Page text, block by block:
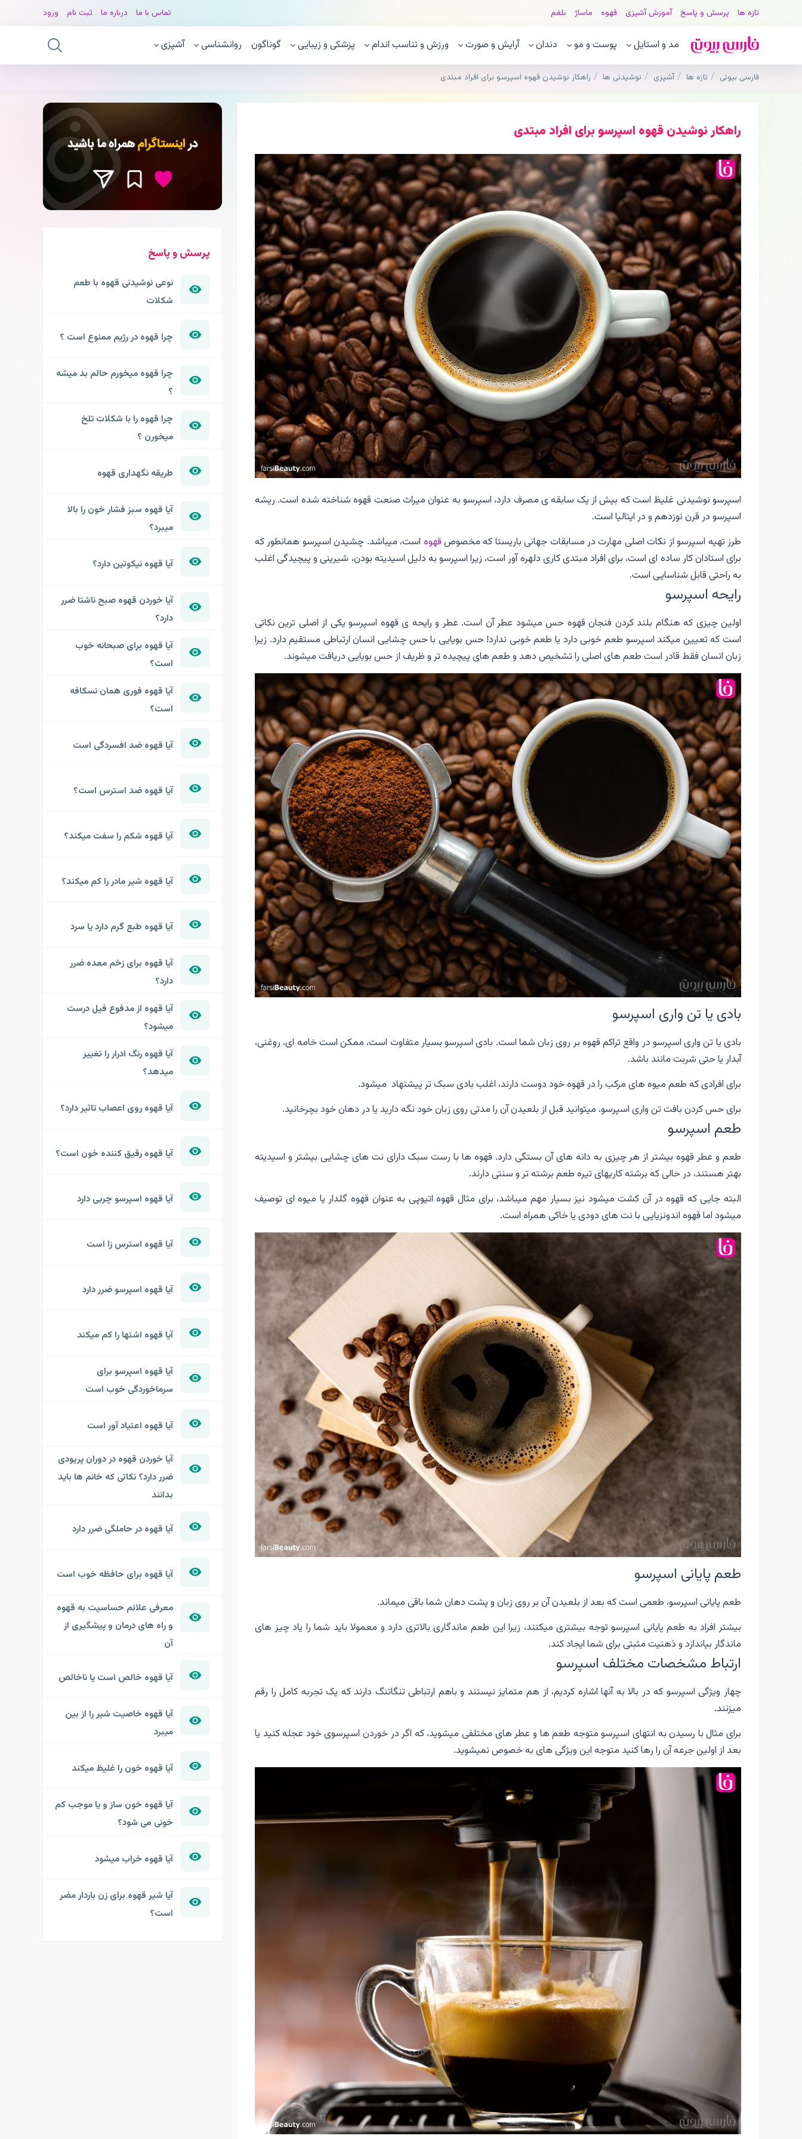
تازه ها پرسش و پاسخ آموزش آشپزی قهوه ماساژ بلغم تماس با ما درباره ما ثبت نام ورود
مد و استایل پوست و مو دندان آرایش و صورت ورزش و تناسب اندام پزشکی و زیبایی گوناگون روانشناسی آشپزی
فارسی بیوتی تازه ها آشپزی نوشیدنی ها راهکار نوشیدن قهوه اسپرسو برای افراد مبتدی
راهکار نوشیدن قهوه اسپرسو برای افراد مبتدی
اسپرسو نوشیدنی غلیظ است که بیش از یک سابقه ی مصرف دارد، اسپرسو به عنوان میراث صنعت قهوه شناخته شده است. ریشه
اسپرسو در قرن نوزدهم و در ایتالیا است.
طرز تهیه اسپرسو از نکات اصلی مهارت در مسابقات جهانی باریستا که مخصوصقهوه است، میباشد. چشیدن اسپرسو همانطور که
برای استادان کار ساده ای است، برای افراد مبتدی کاری دلهره آور است، زیرا اسپرسو به دلیل اسیدیته بودن، شیرینی و پیچیدگی اغلب
به راحتی قابل شناسایی است.
رایحه اسپرسو
اولین چیزی که هنگام بلند کردن فنجان قهوه حس میشود عطر آن است. عطر و رایحه ی قهوه اسپرسو یکی از اصلی ترین نکاتی
است که تعیین میکند اسپرسو طعم خوبی دارد یا طعم خوبی ندارد! حس بویایی با حس چشایی انسان ارتباطی مستقیم دارد. زیرا
زبان انسان فقط قادر است طعم های اصلی را تشخیص دهد و طعم های پیچیده تر و ظریف از حس بویایی دریافت میشوند.
بادی یا تن واری اسپرسو
بادی یا تن واری اسپرسو در واقع تراکم قهوه بر روی زبان شما است. بادی اسپرسو بسیار متفاوت است، ممکن است خامه ای، روغنی،
آبدار یا حتی شربت مانند باشد.
برای افرادی که طعم میوه های مرکب را در قهوه خود دوست دارند، اغلب بادی سبک تر پیشنهاد میشود.
برای حس کردن بافت تن واری اسپرسو، میتوانید قبل از بلعیدن آن را مدتی روی زبان خود نگه دارید یا در دهان خود بچرخانید.
طعم اسپرسو
طعم و عطر قهوه بیشتر از هر چیزی به دانه های آن بستگی دارد. قهوه ها با رست سبک دارای نت های چشایی بیشتر و اسیدیته
بهتر هستند، در حالی که برشته کاریهای تیره طعم برشته تر و سنتی دارند.
البته جایی که قهوه در آن کشت میشود نیز بسیار مهم میباشد، برای مثال قهوه اتیوپی به عنوان قهوه گلدار یا میوه ای توصیف
میشود اما قهوه اندونزیایی با نت های دودی یا خاکی همراه است.
طعم پایانی اسپرسو
طعم پایانی اسپرسو، طعمی است که بعد از بلعیدن آن بر روی زبان و پشت دهان شما باقی میماند.
بیشتر افراد به طعم پایانی اسپرسو توجه بیشتری میکنند، زیرا این طعم ماندگاری بالاتری دارد و معمولا باید شما را یاد چیز های
ماندگار بیاندازد و ذهنیت مثبتی برای شما ایجاد کند.
ارتباط مشخصات مختلف اسپرسو
چهار ویژگی اسپرسو که در بالا به آنها اشاره کردیم، از هم متمایز نیستند و باهم ارتباطی تنگاتنگ دارند که یک تجربه کامل را رقم
میزنند.
برای مثال با رسیدن به انتهای اسپرسو متوجه طعم ها و عطر های مختلفی میشوید، که اگر در خوردن اسپرسوی خود عجله کنید یا
بعد از اولین جرعه آن را رها کنید متوجه این ویژگی های به خصوص نمیشوید.
پرسش و پاسخ
نوعی نوشیدنی قهوه با طعم
شکلات
چرا قهوه در رژیم ممنوع است ؟
چرا قهوه میخورم حالم بد میشه
؟
چرا قهوه را با شکلات تلخ
میخورن ؟
طریقه نگهداری قهوه
آیا قهوه سبز فشار خون را بالا
میبرد؟
آیا قهوه نیکوتین دارد؟
آیا خوردن قهوه صبح ناشتا ضرر
دارد؟
آیا قهوه برای صبحانه خوب
است؟
آیا قهوه فوری همان نسکافه
است؟
آیا قهوه ضد افسردگی است
آیا قهوه ضد استرس است؟
آیا قهوه شکم را سفت میکند؟
آیا قهوه شیر مادر را کم میکند؟
آیا قهوه طبع گرم دارد یا سرد
آیا قهوه برای زخم معده ضرر
دارد؟
آیا قهوه از مدفوع فیل درست
میشود؟
آیا قهوه رنگ ادرار را تغییر
میدهد؟
آیا قهوه روی اعصاب تاثیر دارد؟
آیا قهوه رقیق کننده خون است؟
آیا قهوه اسپرسو چربی دارد
آیا قهوه استرس زا است
آیا قهوه اسپرسو ضرر دارد
آیا قهوه اشتها را کم میکند
آیا قهوه اسپرسو برای
سرماخوردگی خوب است
آیا قهوه اعتیاد آور است
آیا خوردن قهوه در دوران پریودی
ضرر دارد؟ نکاتی که خانم ها باید
بدانند
آیا قهوه در حاملگی ضرر دارد
آیا قهوه برای حافظه خوب است
معرفی علائم حساسیت به قهوه
و راه های درمان و پیشگیری از
آن
آیا قهوه خالص است یا ناخالص
آیا قهوه خاصیت شیر را از بین
میبرد
آیا قهوه خون را غلیظ میکند
آیا قهوه خون ساز و یا موجب کم
خونی می شود؟
آیا قهوه خراب میشود
آیا شیر قهوه برای زن باردار مضر
است؟